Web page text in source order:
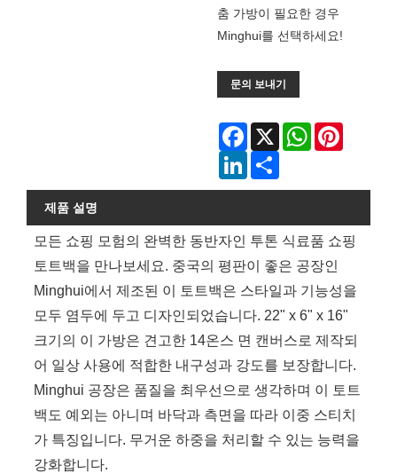
춤 가방이 필요한 경우
Minghui를 선택하세요!
문의 보내기
Facebook
X WhatsApp
LinkedIn
제품 설명
모든 쇼핑 모험의 완벽한 동반자인 투톤 식료품 쇼핑
토트백을 만나보세요. 중국의 평판이 좋은 공장인
Minghui에서 제조된 이 토트백은 스타일과 기능성을
모두 염두에 두고 디자인되었습니다. 22" x 6" x 16"
크기의 이 가방은 견고한 14온스 면 캔버스로 제작되
어 일상 사용에 적합한 내구성과 강도를 보장합니다.
Minghui 공장은 품질을 최우선으로 생각하며 이 토트
백도 예외는 아니며 바닥과 측면을 따라 이중 스티치
가 특징입니다. 무거운 하중을 처리할 수 있는 능력을
강화합니다.